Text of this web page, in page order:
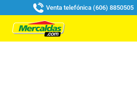
Venta telefónica (606) 8850505